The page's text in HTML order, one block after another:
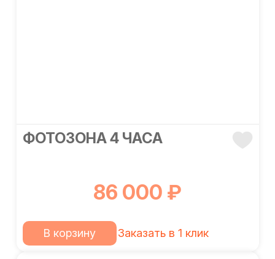
ФОТОЗОНА 4 ЧАСА
86 000 ₽
В корзину Заказать в 1 клик